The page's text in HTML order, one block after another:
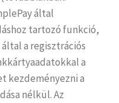
által
tartozó funkció,
a regisztrációs
a
kezdeményezni a
nélkül. Az